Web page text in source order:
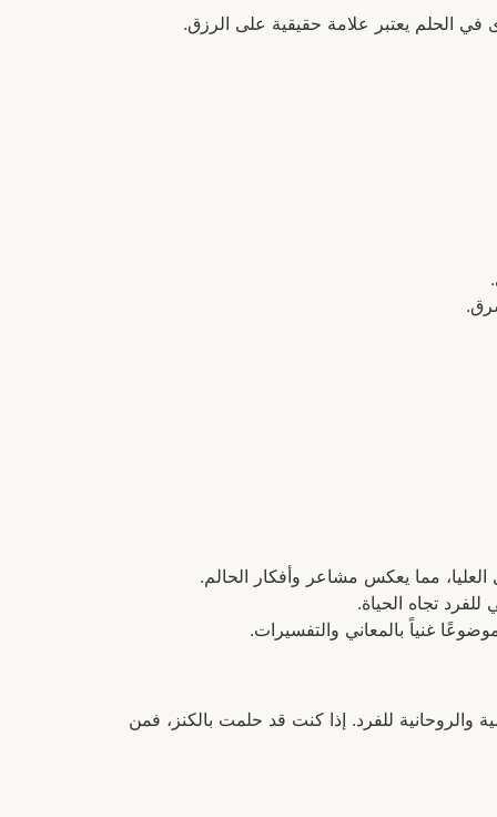
الحلم يعتبر علامة حقيقية على الرزق.
مما يعكس مشاعر وأفكار الحالم.
تجاه الحياة.
غنياً بالمعاني والتفسيرات.
للفرد. إذا كنت قد حلمت بالكنز، فمن